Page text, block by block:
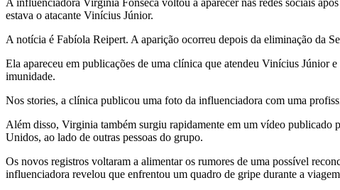
estava o atacante Vinícius Júnior.
A notícia é Fabíola Reipert. A aparição ocorreu depois da eliminação da
Ela apareceu em publicações de uma clínica que atendeu Vinícius Júnior
imunidade.
Nos stories, a clínica publicou uma foto da influenciadora com uma
Além disso, Virginia também surgiu rapidamente em um vídeo publicado
Unidos, ao lado de outras pessoas do grupo.
Os novos registros voltaram a alimentar os rumores de uma possível
influenciadora revelou que enfrentou um quadro de gripe durante a